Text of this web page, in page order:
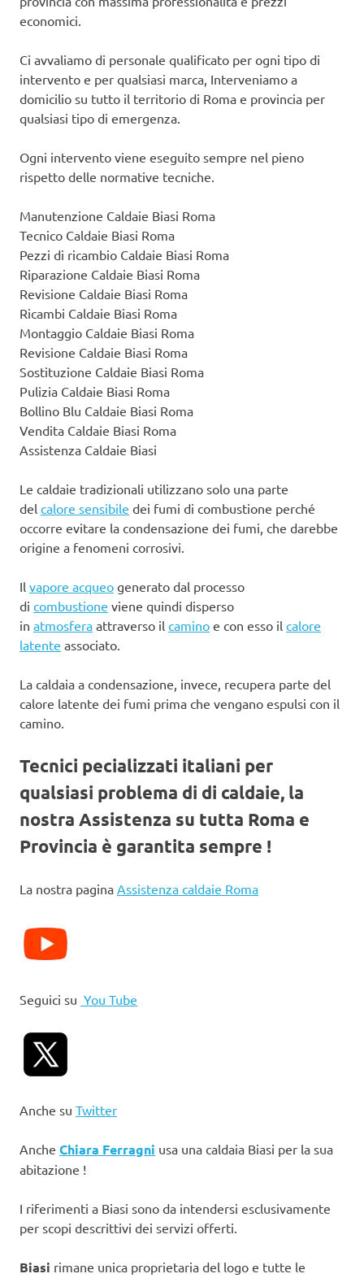
economici.
Ci avvaliamo di personale qualificato per ogni tipo di
intervento e per qualsiasi marca, Interveniamo a
domicilio su tutto il territorio di Roma e provincia per
qualsiasi tipo di emergenza.
Ogni intervento viene eseguito sempre nel pieno
rispetto delle normative tecniche.
Manutenzione Caldaie Biasi Roma
Tecnico Caldaie Biasi Roma
Pezzi di ricambio Caldaie Biasi Roma
Riparazione Caldaie Biasi Roma
Revisione Caldaie Biasi Roma
Ricambi Caldaie Biasi Roma
Montaggio Caldaie Biasi Roma
Revisione Caldaie Biasi Roma
Sostituzione Caldaie Biasi Roma
Pulizia Caldaie Biasi Roma
Bollino Blu Caldaie Biasi Roma
Vendita Caldaie Biasi Roma
Assistenza Caldaie Biasi
Le caldaie tradizionali utilizzano solo una parte
del calore sensibile dei fumi di combustione perché
occorre evitare la condensazione dei fumi, che darebbe
origine a fenomeni corrosivi.
Il vapore acqueo generato dal processo
di combustione viene quindi disperso
in atmosfera attraverso il camino e con esso il calore
latente associato.
La caldaia a condensazione, invece, recupera parte del
calore latente dei fumi prima che vengano espulsi con il
camino.
Tecnici pecializzati italiani per
qualsiasi problema di di caldaie, la
nostra Assistenza su tutta Roma e
Provincia è garantita sempre !
La nostra pagina Assistenza caldaie Roma
Seguici su You Tube
Anche su Twitter
Anche Chiara Ferragni usa una caldaia Biasi per la sua
abitazione !
I riferimenti a Biasi sono da intendersi esclusivamente
per scopi descrittivi dei servizi offerti.
Biasi rimane unica proprietaria del logo e tutte le